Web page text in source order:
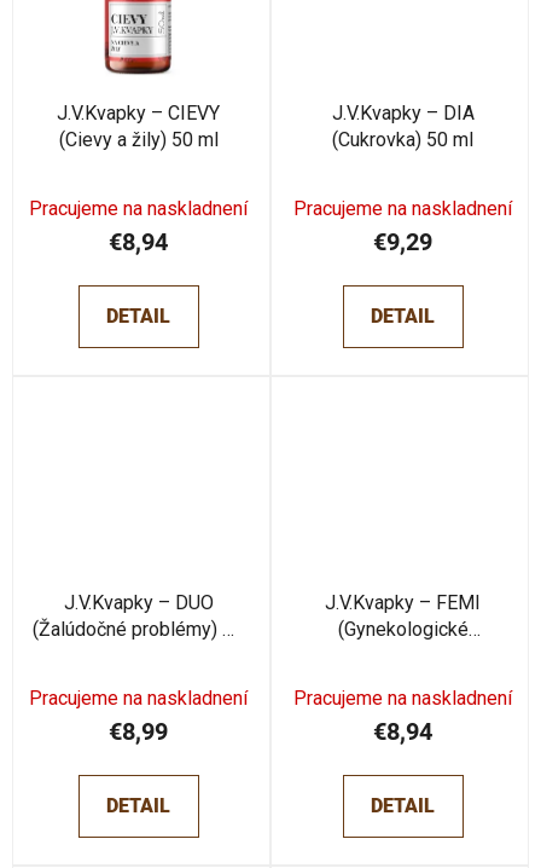
J.V.Kvapky – CIEVY
(Cievy a žily) 50 ml
Pracujeme na naskladnení
€8,94
DETAIL
J.V.Kvapky – DIA
(Cukrovka) 50 ml
Pracujeme na naskladnení
€9,29
DETAIL
J.V.Kvapky – DUO
(Žalúdočné problémy) 50
Pracujeme na naskladnení
€8,99
DETAIL
J.V.Kvapky – FEMI
(Gynekologické
Pracujeme na naskladnení
€8,94
DETAIL